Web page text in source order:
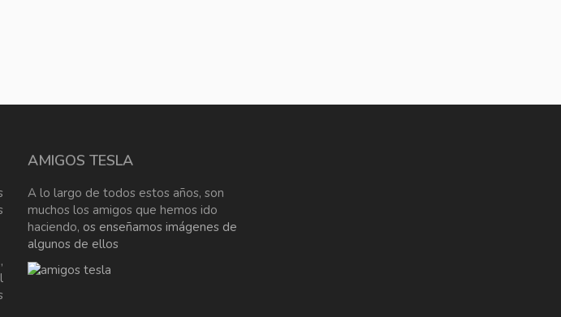
AMIGOS TESLA
A lo largo de todos estos años, son
muchos los amigos que hemos ido
haciendo, os enseñamos imágenes de
algunos de ellos